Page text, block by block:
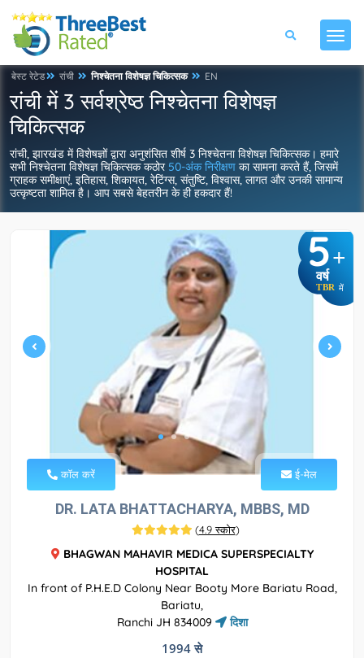
बेस्ट रेटेड रांची निश्चेतना विशेषज्ञ चिकित्सक EN
रांची में 3 सर्वश्रेष्ठ निश्चेतना विशेषज्ञ
चिकित्सक
रांची, झारखंड में विशेषज्ञों द्वारा अनुशंसित शीर्ष 3 निश्चेतना विशेषज्ञ चिकित्सक। हमारे
सभी निश्चेतना विशेषज्ञ चिकित्सक कठोर 50-अंक निरीक्षण का सामना करते हैं, जिसमें
ग्राहक समीक्षाएं, इतिहास, शिकायत, रेटिंग्स, संतुष्टि, विश्वास, लागत और उनकी सामान्य
उत्कृष्टता शामिल है। आप सबसे बेहतरीन के ही हकदार हैं!
5+
वर्ष
TBR में
कॉल करें ई-मेल
DR. LATA BHATTACHARYA, MBBS, MD
(4.9 स्कोर)
BHAGWAN MAHAVIR MEDICA SUPERSPECIALTY
HOSPITAL
In front of P.H.E.D Colony Near Booty More Bariatu Road,
Bariatu,
Ranchi JH 834009
दिशा
1994 से